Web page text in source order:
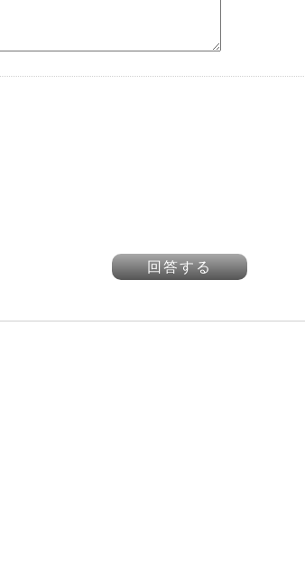
回答する